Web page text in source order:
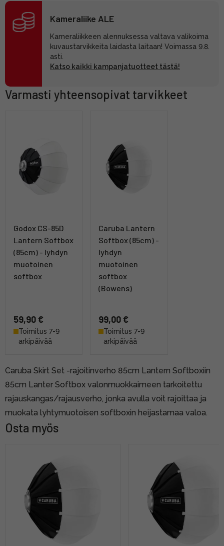
Kameraliike ALE
Kameraliikkeen alennuksessa valtava valikoima
kuvaustarvikkeita laidasta laitaan! Voimassa 9.8.
asti.
Katso kaikki kampanjatuotteet tästä!
Varmasti yhteensopivat tarvikkeet
Godox CS-85D
Lantern Softbox
(85cm) - lyhdyn
muotoinen
softbox
59,90 €
Toimitus 7-9
arkipäivää
Caruba Lantern
Softbox (85cm) -
lyhdyn
muotoinen
softbox
(Bowens)
99,00 €
Toimitus 7-9
arkipäivää
Caruba Skirt Set -rajoitinverho 85cm Lantern Softboxiin
85cm Lanter Softbox valonmuokkaimeen tarkoitettu
rajauskangas/rajausverho, jonka avulla voit rajoittaa ja
muokata lyhtymuotoisen softboxin heijastamaa valoa.
Osta myös